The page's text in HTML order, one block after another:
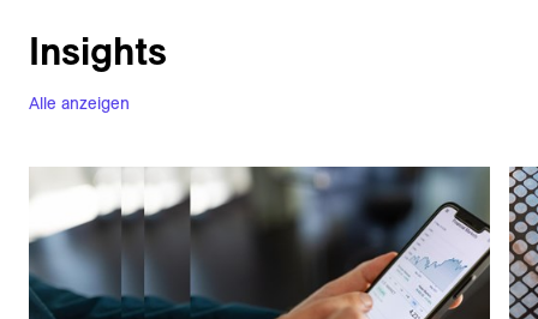
Alle anzeigen
Insights